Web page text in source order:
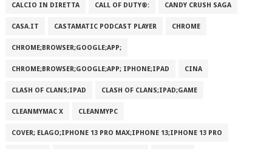
CALCIO IN DIRETTA CALL OF DUTY®: CANDY CRUSH SAGA
CASA.IT CASTAMATIC PODCAST PLAYER CHROME
CHROME;BROWSER;GOOGLE;APP;
CHROME;BROWSER;GOOGLE;APP; IPHONE;IPAD CINA
CLASH OF CLANS;IPAD CLASH OF CLANS;IPAD;GAME
CLEANMYMAC X CLEANMYPC
COVER; ELAGO;IPHONE 13 PRO MAX;IPHONE 13;IPHONE 13 PRO